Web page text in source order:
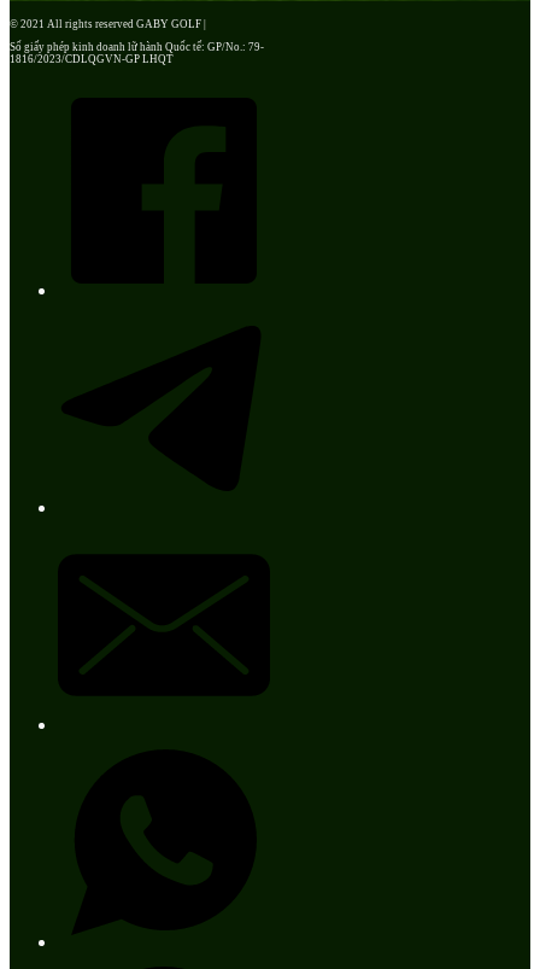
© 2021 All rights reserved GABY GOLF |
Số giấy phép kinh doanh lữ hành Quốc tế: GP/No.: 79-
1816/2023/CDLQGVN-GP LHQT